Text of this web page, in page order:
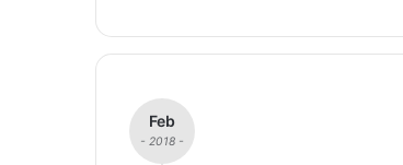
Feb
- 2018 -